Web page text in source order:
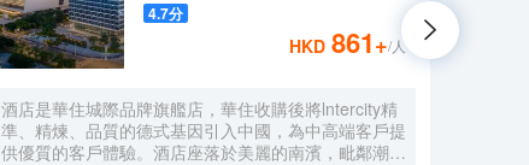
4.7分
HKD 861+/人
酒店是華住城際品牌旗艦店，華住收購後將lntercity精
準、精煉、品質的德式基因引入中國，為中高端客戶提
供優質的客戶體驗。酒店座落於美麗的南濱，毗鄰潮汕